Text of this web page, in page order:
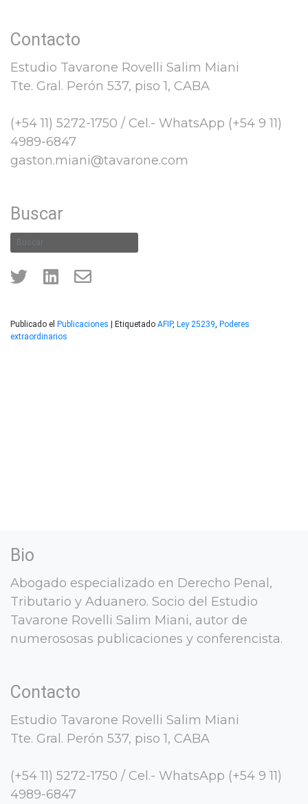
Contacto
Estudio Tavarone Rovelli Salim Miani
Tte. Gral. Perón 537, piso 1, CABA
(+54 11) 5272-1750 / Cel.- WhatsApp (+54 9 11)
4989-6847
gaston.miani@tavarone.com
Buscar
Publicado el Publicaciones Etiquetado AFIP, Ley 25239, Poderes
extraordinarios
Bio
Abogado especializado en Derecho Penal,
Tributario y Aduanero. Socio del Estudio
Tavarone Rovelli Salim Miani, autor de
numerososas publicaciones y conferencista.
Contacto
Estudio Tavarone Rovelli Salim Miani
Tte. Gral. Perón 537, piso 1, CABA
(+54 11) 5272-1750 / Cel.- WhatsApp (+54 9 11)
4989-6847